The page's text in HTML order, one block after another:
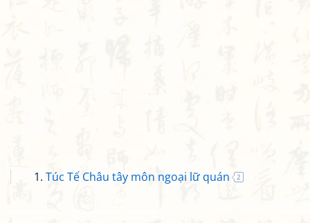
Túc Tế Châu tây môn ngoại lữ quán 2